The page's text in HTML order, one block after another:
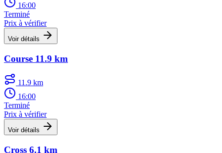
16:00
Terminé
Prix à vérifier
Voir détails
Course 11.9 km
11.9 km
16:00
Terminé
Prix à vérifier
Voir détails
Cross 6.1 km